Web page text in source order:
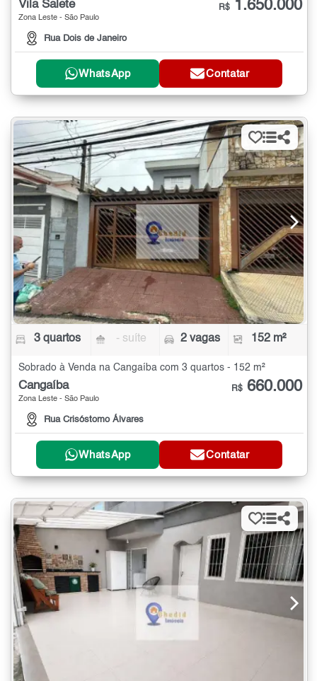
Vila Salete
Zona Leste - São Paulo
Rua Dois de Janeiro
R$ 1.650.000
WhatsApp Contatar
3 quartos - suíte 2 vagas 152 m²
Sobrado à Venda na Cangaíba com 3 quartos - 152 m²
Cangaíba
Zona Leste - São Paulo
Rua Crisóstomo Álvares
R$ 660.000
WhatsApp Contatar